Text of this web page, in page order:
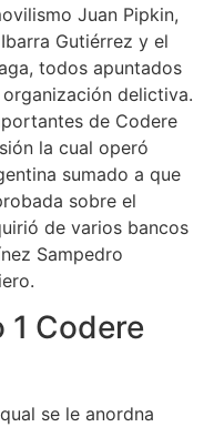
Juan Pipkin,
Gutiérrez y el
todos apuntados
delictiva.
de Codere
la cual operó
sumado a que
sobre el
de varios bancos
Sampedro
Codere
se le anordna